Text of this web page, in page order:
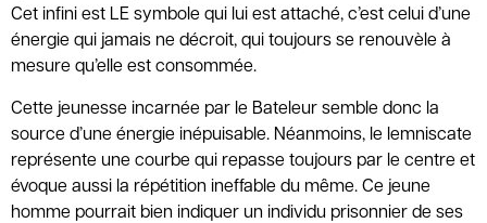
Cet infini est LE symbole qui lui est attaché, c’est celui d’une
énergie qui jamais ne décroit, qui toujours se renouvèle à
mesure qu’elle est consommée.
Cette jeunesse incarnée par le Bateleur semble donc la
source d’une énergie inépuisable. Néanmoins, le lemniscate
représente une courbe qui repasse toujours par le centre et
évoque aussi la répétition ineffable du même. Ce jeune
homme pourrait bien indiquer un individu prisonnier de ses